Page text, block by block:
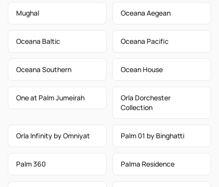
Mughal Oceana Aegean
Oceana Baltic Oceana Pacific
Oceana Southern Ocean House
One at Palm Jumeirah
Orla Dorchester
Collection
Orla Infinity by Omniyat Palm 01 by Binghatti
Palm 360 Palma Residence